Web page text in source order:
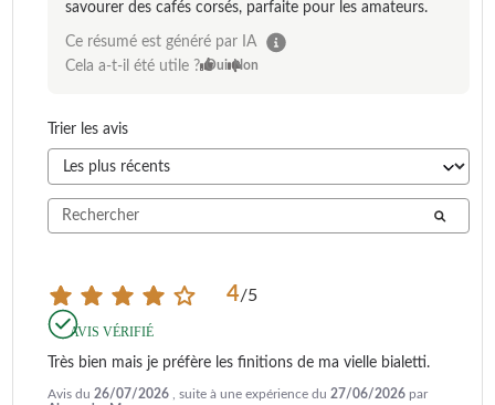
savourer des cafés corsés, parfaite pour les amateurs.
Ce résumé est généré par IA
Cela a-t-il été utile ? Oui Non
Trier les avis
4/5
AVIS VÉRIFIÉ
Très bien mais je préfère les finitions de ma vielle bialetti.
Avis du 26/07/2026 , suite à une expérience du 27/06/2026 par